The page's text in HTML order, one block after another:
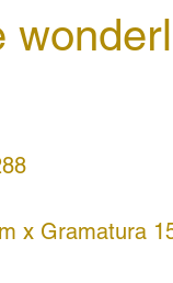
x Gramatura